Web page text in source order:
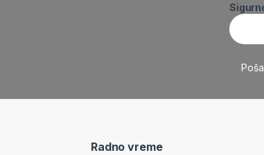
Radno vreme